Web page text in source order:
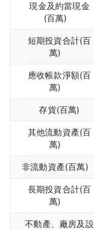
現金及約當現金
(百萬)
短期投資合計(百
萬)
應收帳款淨額(百
萬)
存貨(百萬)
其他流動資產(百
萬)
非流動資產(百萬)
長期投資合計(百
萬)
不動產、廠房及設